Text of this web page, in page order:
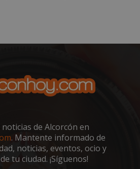
de Alcorcón en
. Mantente informado de
noticias, eventos, ocio y
tu ciudad. ¡Síguenos!